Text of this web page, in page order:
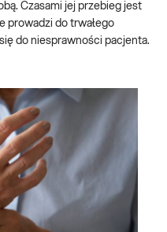
Czasami jej przebieg jest
prowadzi do trwałego
do niesprawności pacjenta.